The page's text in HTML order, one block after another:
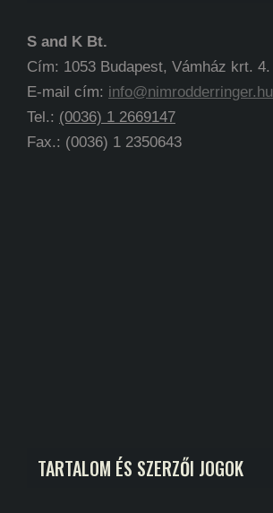
S and K Bt.
Cím: 1053 Budapest, Vámház krt. 4.
E-mail cím: info@nimrodderringer.hu
Tel.: (0036) 1 2669147
Fax.: (0036) 1 2350643
TARTALOM ÉS SZERZŐI JOGOK